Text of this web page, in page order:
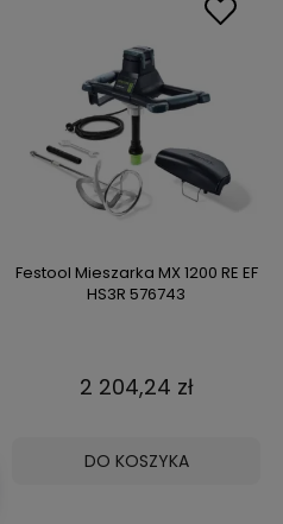
Festool Mieszarka MX 1200 RE EF
HS3R 576743
2 204,24 zł
DO KOSZYKA